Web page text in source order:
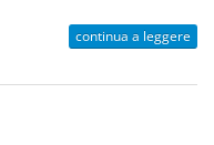
continua a leggere